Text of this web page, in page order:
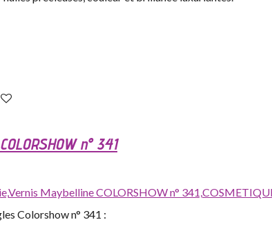
n° 341
Vernis Maybelline COLORSHOW n° 341,
Colorshow n° 341 :